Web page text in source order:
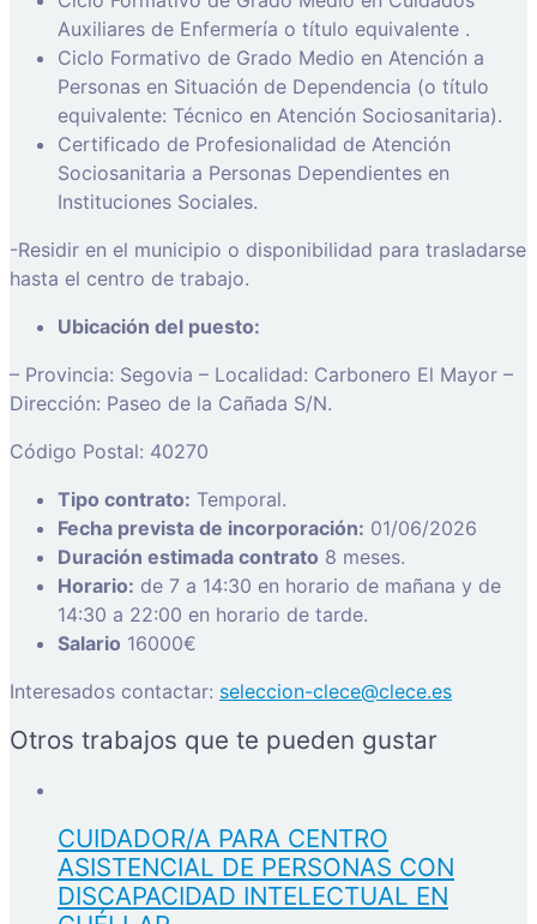
Auxiliares de Enfermería o título equivalente .
Ciclo Formativo de Grado Medio en Atención a
Personas en Situación de Dependencia (o título
equivalente: Técnico en Atención Sociosanitaria).
Certificado de Profesionalidad de Atención
Sociosanitaria a Personas Dependientes en
Instituciones Sociales.
-Residir en el municipio o disponibilidad para trasladarse
hasta el centro de trabajo.
Ubicación del puesto:
– Provincia: Segovia – Localidad: Carbonero El Mayor –
Dirección: Paseo de la Cañada S/N.
Código Postal: 40270
Tipo contrato: Temporal.
Fecha prevista de incorporación: 01/06/2026
Duración estimada contrato 8 meses.
Horario: de 7 a 14:30 en horario de mañana y de
14:30 a 22:00 en horario de tarde.
Salario 16000€
Interesados contactar: seleccion-clece@clece.es
Otros trabajos que te pueden gustar
CUIDADOR/A PARA CENTRO
ASISTENCIAL DE PERSONAS CON
DISCAPACIDAD INTELECTUAL EN